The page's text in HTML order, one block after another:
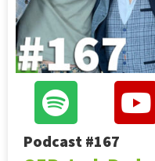
Podcast #167